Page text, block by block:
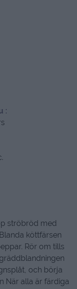
:
ströbröd med
köttfärsen
Rör om tills
och börja
När alla är färdiga